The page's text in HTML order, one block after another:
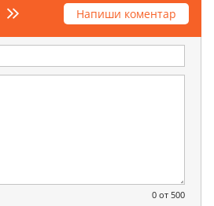
Напиши коментар
0 от 500